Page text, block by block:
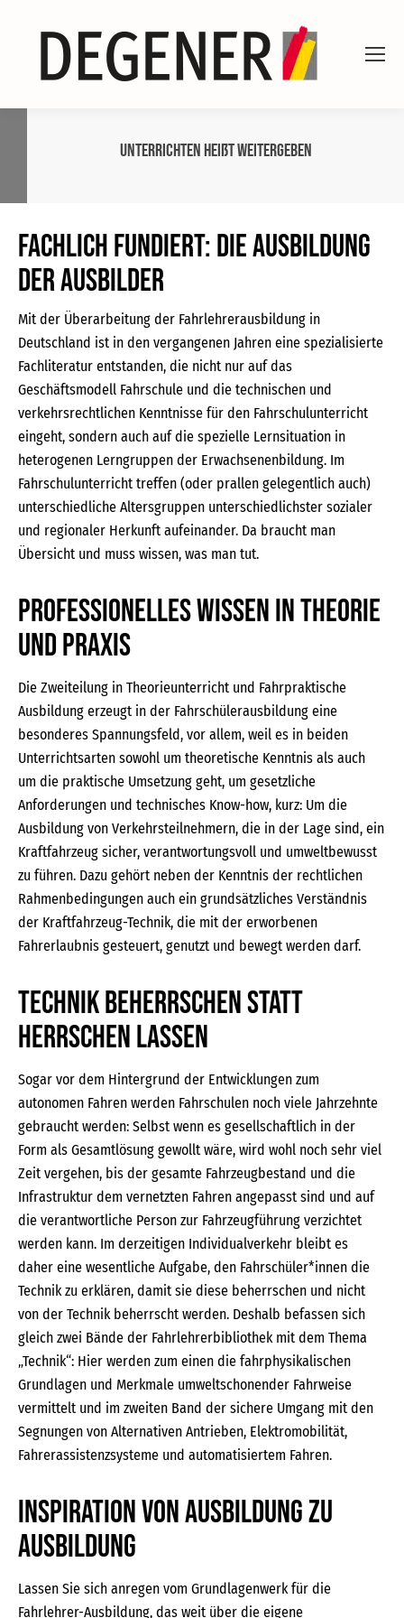
Unterrichten heißt Weitergeben
Fachlich fundiert: Die Ausbildung
der Ausbilder
Mit der Überarbeitung der Fahrlehrerausbildung in
Deutschland ist in den vergangenen Jahren eine spezialisierte
Fachliteratur entstanden, die nicht nur auf das
Geschäftsmodell Fahrschule und die technischen und
verkehrsrechtlichen Kenntnisse für den Fahrschulunterricht
eingeht, sondern auch auf die spezielle Lernsituation in
heterogenen Lerngruppen der Erwachsenenbildung. Im
Fahrschulunterricht treffen (oder prallen gelegentlich auch)
unterschiedliche Altersgruppen unterschiedlichster sozialer
und regionaler Herkunft aufeinander. Da braucht man
Übersicht und muss wissen, was man tut.
Professionelles Wissen in Theorie
und Praxis
Die Zweiteilung in Theorieunterricht und Fahrpraktische
Ausbildung erzeugt in der Fahrschülerausbildung eine
besonderes Spannungsfeld, vor allem, weil es in beiden
Unterrichtsarten sowohl um theoretische Kenntnis als auch
um die praktische Umsetzung geht, um gesetzliche
Anforderungen und technisches Know-how, kurz: Um die
Ausbildung von Verkehrsteilnehmern, die in der Lage sind, ein
Kraftfahrzeug sicher, verantwortungsvoll und umweltbewusst
zu führen. Dazu gehört neben der Kenntnis der rechtlichen
Rahmenbedingungen auch ein grundsätzliches Verständnis
der Kraftfahrzeug-Technik, die mit der erworbenen
Fahrerlaubnis gesteuert, genutzt und bewegt werden darf.
Technik beherrschen statt
herrschen lassen
Sogar vor dem Hintergrund der Entwicklungen zum
autonomen Fahren werden Fahrschulen noch viele Jahrzehnte
gebraucht werden: Selbst wenn es gesellschaftlich in der
Form als Gesamtlösung gewollt wäre, wird wohl noch sehr viel
Zeit vergehen, bis der gesamte Fahrzeugbestand und die
Infrastruktur dem vernetzten Fahren angepasst sind und auf
die verantwortliche Person zur Fahrzeugführung verzichtet
werden kann. Im derzeitigen Individualverkehr bleibt es
daher eine wesentliche Aufgabe, den Fahrschüler*innen die
Technik zu erklären, damit sie diese beherrschen und nicht
von der Technik beherrscht werden. Deshalb befassen sich
gleich zwei Bände der Fahrlehrerbibliothek mit dem Thema
„Technik“: Hier werden zum einen die fahrphysikalischen
Grundlagen und Merkmale umweltschonender Fahrweise
vermittelt und im zweiten Band der sichere Umgang mit den
Segnungen von Alternativen Antrieben, Elektromobilität,
Fahrerassistenzsysteme und automatisiertem Fahren.
Inspiration von Ausbildung zu
Ausbildung
Lassen Sie sich anregen vom Grundlagenwerk für die
Fahrlehrer-Ausbildung, das weit über die eigene